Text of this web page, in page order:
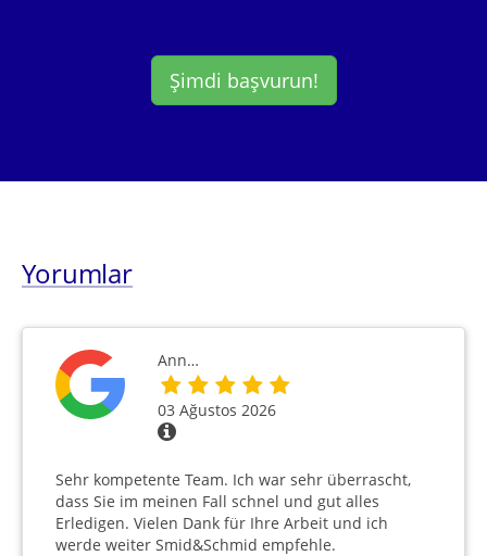
Şimdi başvurun!
Yorumlar
Ann…
03 Ağustos 2026
Sehr kompetente Team. Ich war sehr überrascht,
dass Sie im meinen Fall schnel und gut alles
Erledigen. Vielen Dank für Ihre Arbeit und ich
werde weiter Smid&Schmid empfehle.